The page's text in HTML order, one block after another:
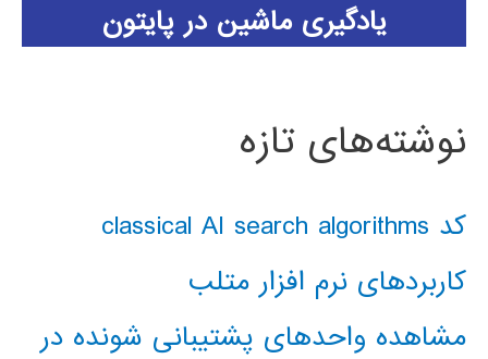
یادگیری ماشین در پایتون
نوشته‌های تازه
کد classical AI search algorithms
کاربردهای نرم افزار متلب
مشاهده واحدهای پشتیبانی شونده در